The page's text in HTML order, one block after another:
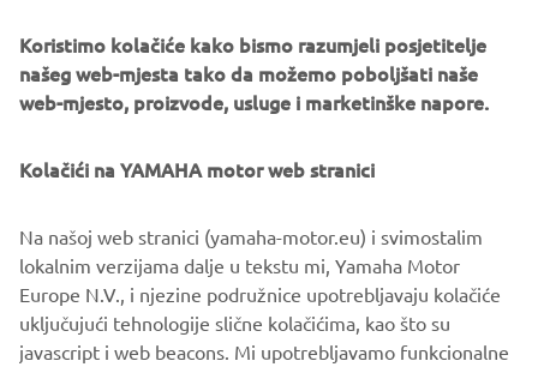
opreme koje službeno distribuira Yamaha Motor Europe
motor.hr
Koristimo kolačiće kako bismo razumjeli posjetitelje
našeg web-mjesta tako da možemo poboljšati naše
web-mjesto, proizvode, usluge i marketinške napore.
Kolačići na YAMAHA motor web stranici
Na našoj web stranici (yamaha-motor.eu) i svimostalim
lokalnim verzijama dalje u tekstu mi, Yamaha Motor
Europe N.V., i njezine podružnice upotrebljavaju kolačiće
uključujući tehnologije slične kolačićima, kao što su
javascript i web beacons. Mi upotrebljavamo funkcionalne